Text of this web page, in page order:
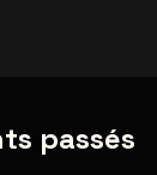
passés